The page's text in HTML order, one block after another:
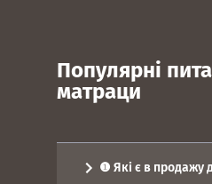
Популярні
матраци
❶ Які є в продажу